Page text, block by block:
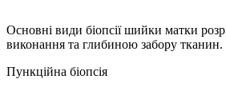
Основні види біопсії шийки матки
виконання та глибиною забору
Пункційна біопсія